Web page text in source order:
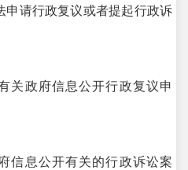
申请行政复议或者提起行政诉
政府信息公开行政复议申
息公开有关的行政诉讼案